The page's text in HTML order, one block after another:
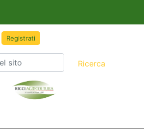
Registrati